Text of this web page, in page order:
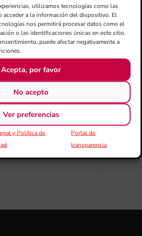
utilizamos tecnologías como las
acceder a la información del dispositivo. El
nos permitirá procesar datos como el
o las identificaciones únicas en este sitio.
puede afectar negativamente a
Acepta, por favor
No acepto
Ver preferencias
y Política de
Portal de
transparencia